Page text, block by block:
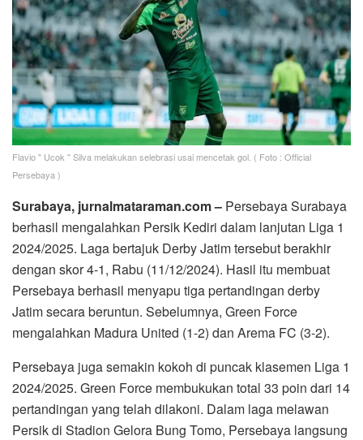
Flavio " Ucok " Silva melakukan selebrasi usai mencetak gol. ( Foto : Official
Persebaya )
Surabaya, jurnalmataraman.com – Persebaya Surabaya
berhasil mengalahkan Persik Kediri dalam lanjutan Liga 1
2024/2025. Laga bertajuk Derby Jatim tersebut berakhir
dengan skor 4-1, Rabu (11/12/2024). Hasil itu membuat
Persebaya berhasil menyapu tiga pertandingan derby
Jatim secara beruntun. Sebelumnya, Green Force
mengalahkan Madura United (1-2) dan Arema FC (3-2).
Persebaya juga semakin kokoh di puncak klasemen Liga 1
2024/2025. Green Force membukukan total 33 poin dari 14
pertandingan yang telah dilakoni. Dalam laga melawan
Persik di Stadion Gelora Bung Tomo, Persebaya langsung